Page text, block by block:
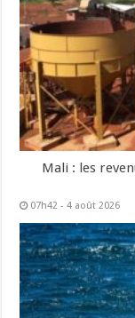
Mali : les
07h42 - 4 août 2026